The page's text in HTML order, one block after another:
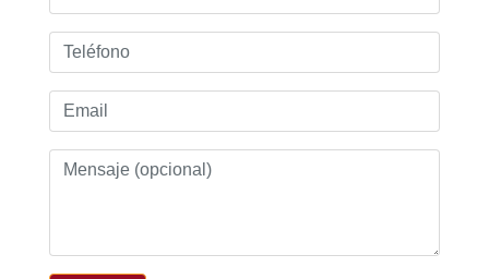
Teléfono
Email
Mensaje